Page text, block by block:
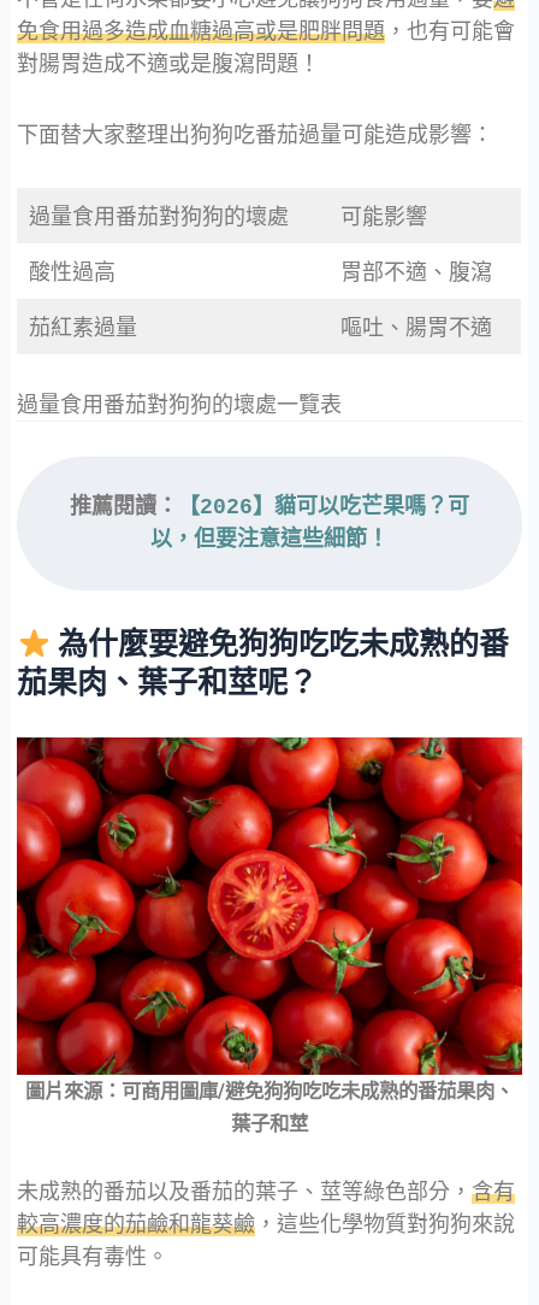
免食用過多造成血糖過高或是肥胖問題，也有可能會
對腸胃造成不適或是腹瀉問題！
下面替大家整理出狗狗吃番茄過量可能造成影響：
過量食用番茄對狗狗的壞處 可能影響
酸性過高 胃部不適、腹瀉
茄紅素過量 嘔吐、腸胃不適
過量食用番茄對狗狗的壞處一覽表
推薦閱讀：
【2026】貓可以吃芒果嗎？可
以，但要注意這些細節！
為什麼要避免狗狗吃吃未成熟的番
茄果肉、葉子和莖呢？
圖片來源：可商用圖庫/避免狗狗吃吃未成熟的番茄果肉、
葉子和莖
未成熟的番茄以及番茄的葉子、莖等綠色部分， 含有
較高濃度的茄鹼和龍葵鹼，這些化學物質對狗狗來說
可能具有毒性。